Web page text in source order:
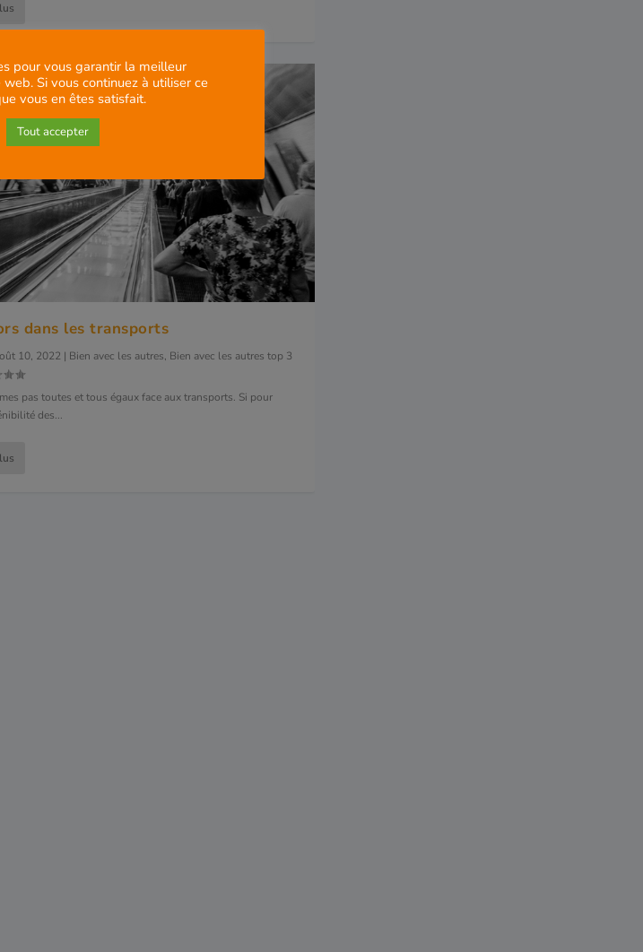
dans les transports
10, 2022 | Bien avec les autres, Bien avec les autres top 3
pas toutes et tous égaux face aux transports. Si pour
des...
pour vous garantir la meilleur
Si vous continuez à utiliser ce
vous en êtes satisfait.
Tout accepter